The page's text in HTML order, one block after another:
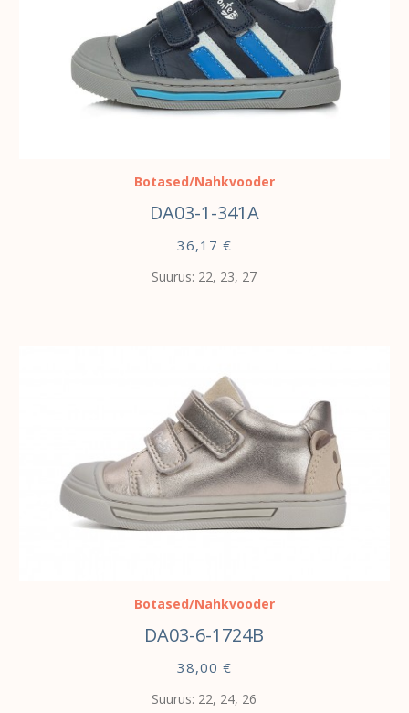
Botased/Nahkvooder
DA03-1-341A
36,17 €
Suurus: 22, 23, 27
Botased/Nahkvooder
DA03-6-1724B
38,00 €
Suurus: 22, 24, 26